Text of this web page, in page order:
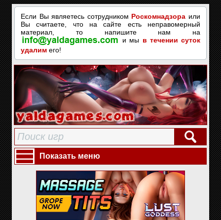
Если Вы являетесь сотрудником Роскомнадзора или
Вы считаете, что на сайте есть неправомерный
материал, то напишите нам на
и мы в течении суток
удалим его!
Показать меню